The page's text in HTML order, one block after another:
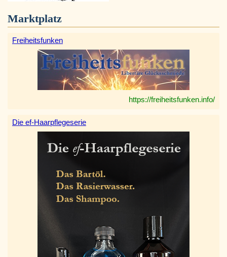
Marktplatz
Freiheitsfunken
https://freiheitsfunken.info/
Die ef-Haarpflegeserie